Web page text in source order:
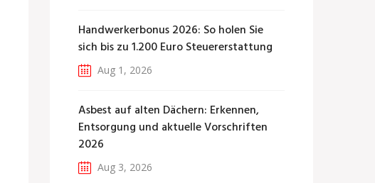
Handwerkerbonus 2026: So holen Sie
sich bis zu 1.200 Euro Steuererstattung
Aug 1, 2026
Asbest auf alten Dächern: Erkennen,
Entsorgung und aktuelle Vorschriften
2026
Aug 3, 2026